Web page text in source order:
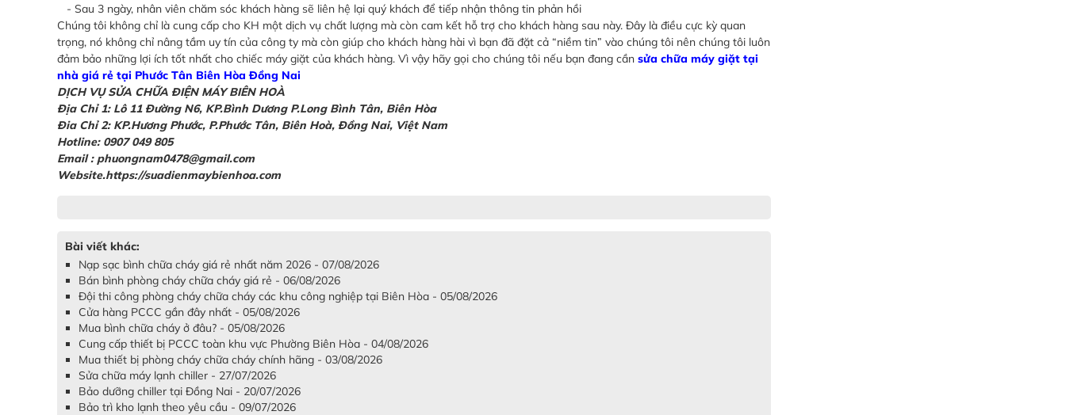
- Sau 3 ngày, nhân viên chăm sóc khách hàng sẽ liên hệ lại quý khách để tiếp nhận thông tin phản hồi
Chúng tôi không chỉ là cung cấp cho KH một dịch vụ chất lượng mà còn cam kết hỗ trợ cho khách hàng sau này. Đây là điều cực kỳ quan
trọng, nó không chỉ nâng tầm uy tín của công ty mà còn giúp cho khách hàng hài vì bạn đã đặt cả “niềm tin” vào chúng tôi nên chúng tôi luôn
đảm bảo những lợi ích tốt nhất cho chiếc máy giặt của khách hàng. Vì vậy hãy gọi cho chúng tôi nếu bạn đang cần sửa chữa máy giặt tại
nhà giá rẻ tại Phước Tân Biên Hòa Đồng Nai
DỊCH VỤ SỬA CHỮA ĐIỆN MÁY BIÊN HOÀ
Địa Chỉ 1: Lô 11 Đường N6, KP.Bình Dương P.Long Bình Tân, Biên Hòa
Đia Chỉ 2: KP.Hương Phước, P.Phước Tân, Biên Hoà, Đồng Nai, Việt Nam
Hotline: 0907 049 805
Email : phuongnam0478@gmail.com
Website.https://suadienmaybienhoa.com
Bài viết khác:
Nạp sạc bình chữa cháy giá rẻ nhất năm 2026 - 07/08/2026
Bán bình phòng cháy chữa cháy giá rẻ - 06/08/2026
Đội thi công phòng cháy chữa cháy các khu công nghiệp tại Biên Hòa - 05/08/2026
Cửa hàng PCCC gần đây nhất - 05/08/2026
Mua bình chữa cháy ở đâu? - 05/08/2026
Cung cấp thiết bị PCCC toàn khu vực Phường Biên Hòa - 04/08/2026
Mua thiết bị phòng cháy chữa cháy chính hãng - 03/08/2026
Sửa chữa máy lạnh chiller - 27/07/2026
Bảo dưỡng chiller tại Đồng Nai - 20/07/2026
Bảo trì kho lạnh theo yêu cầu - 09/07/2026